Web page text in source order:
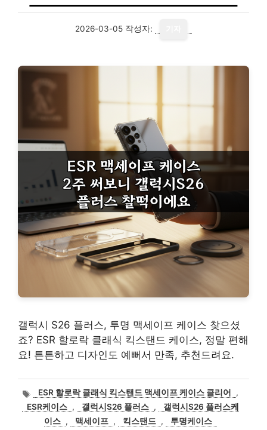
2026-03-05 작성자:
갤럭시 S26 플러스, 투명 맥세이프 케이스 찾으셨
죠? ESR 할로락 클래식 킥스탠드 케이스, 정말 편해
요! 튼튼하고 디자인도 예뻐서 만족, 추천드려요.
태
그
ESR 할로락 클래식 킥스탠드 맥세이프 케이스 클리어
,
ESR케이스 , 갤럭시S26 플러스 ,
갤럭시S26 플러스케
이스 , 맥세이프 , 킥스탠드 , 투명케이스